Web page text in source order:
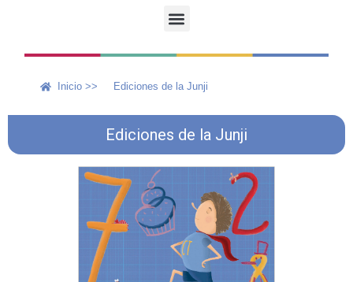
Inicio >> Ediciones de la Junji
Ediciones de la Junji